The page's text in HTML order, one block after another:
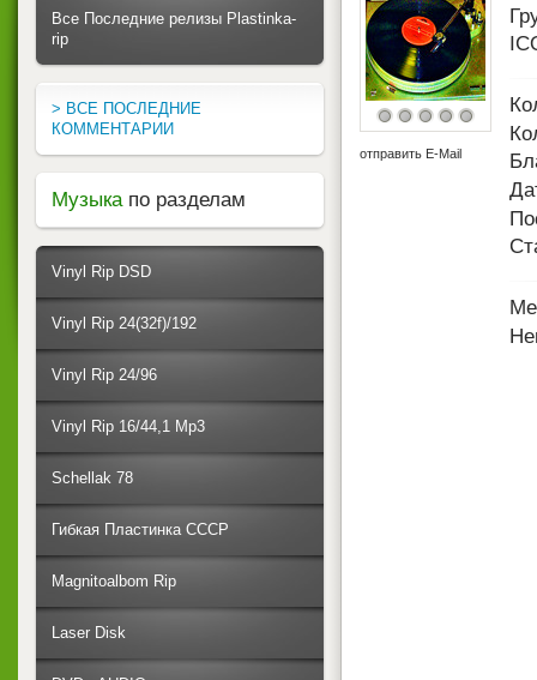
отправить E-Mail
Все Последние релизы Plastinka-
rip
> ВСЕ ПОСЛЕДНИЕ
КОММЕНТАРИИ
Музыка по разделам
Vinyl Rip DSD
Vinyl Rip 24(32f)/192
Vinyl Rip 24/96
Vinyl Rip 16/44,1 Mp3
Schellak 78
Гибкая Пластинка СССР
Magnitoalbom Rip
Laser Disk